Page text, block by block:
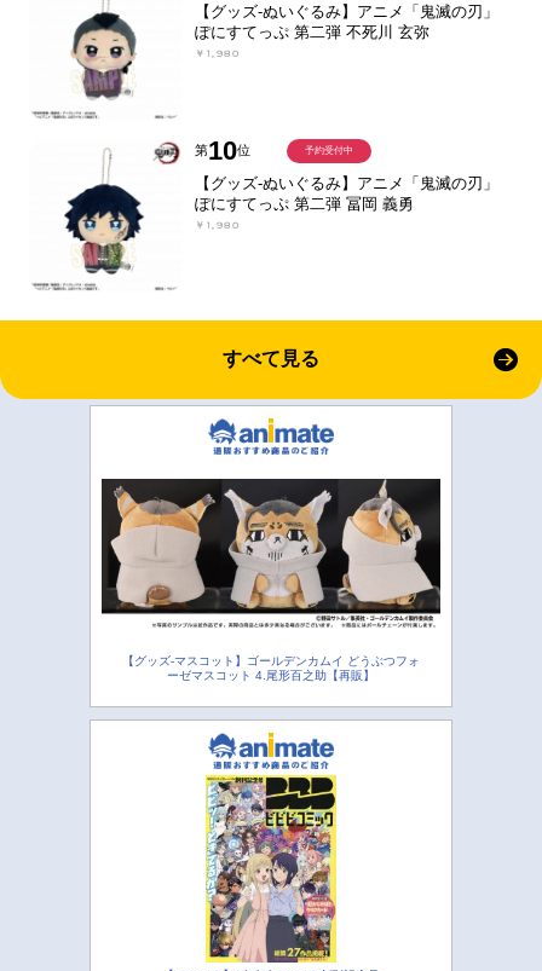
【グッズ-ぬいぐるみ】アニメ「鬼滅の刃」
ぽにすてっぷ 第二弾 不死川 玄弥
￥1,980
第10位
【グッズ-ぬいぐるみ】アニメ「鬼滅の刃」
ぽにすてっぷ 第二弾 冨岡 義勇
￥1,980
予約受付中
すべて見る
【グッズ-マスコット】ゴールデンカムイ どうぶつフォ
ーゼマスコット 4.尾形百之助【再販】